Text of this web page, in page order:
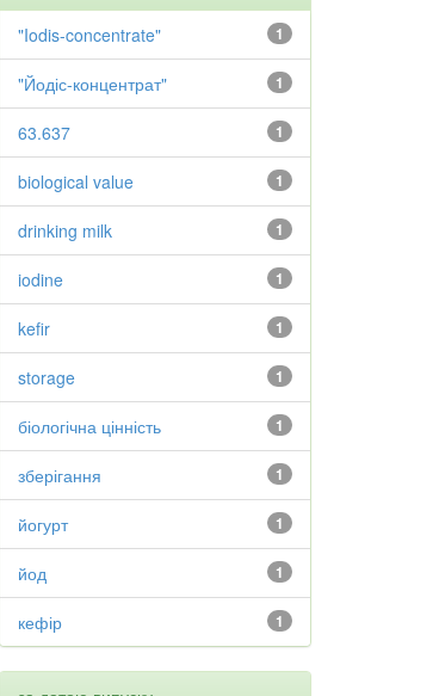
1
"Iodis-concentrate"
1
"Йодіс-концентрат"
1
63.637
1
biological value
1
drinking milk
1
iodine
1
kefir
1
storage
1
біологічна цінність
1
зберігання
1
йогурт
1
йод
1
кефір